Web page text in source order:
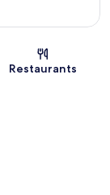
Restaurants